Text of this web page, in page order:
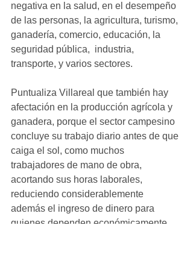
negativa en la salud, en el desempeño
de las personas, la agricultura, turismo,
ganadería, comercio, educación, la
seguridad pública,  industria,
transporte, y varios sectores.
Puntualiza Villareal que también hay
afectación en la producción agrícola y
ganadera, porque el sector campesino
concluye su trabajo diario antes de que
caiga el sol, como muchos
trabajadores de mano de obra,
acortando sus horas laborales,
reduciendo considerablemente
además el ingreso de dinero para
quienes dependen económicamente